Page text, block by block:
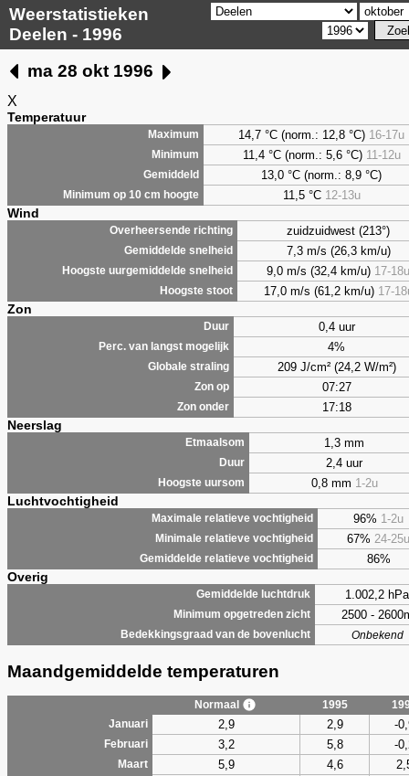
Weerstatistieken
Deelen - 1996
ma 28 okt 1996
X
Temperatuur
Maximum 14,7 °C (norm.: 12,8 °C) 16-17u
Minimum 11,4 °C (norm.: 5,6 °C) 11-12u
Gemiddeld 13,0 °C (norm.: 8,9 °C)
Minimum op 10 cm hoogte 11,5 °C 12-13u
Wind
Overheersende richting zuidzuidwest (213°)
Gemiddelde snelheid 7,3 m/s (26,3 km/u)
Hoogste uurgemiddelde snelheid 9,0 m/s (32,4 km/u) 17-18u
Hoogste stoot 17,0 m/s (61,2 km/u) 17-
Zon
Duur 0,4 uur
Perc. van langst mogelijk 4%
Globale straling 209 J/cm² (24,2 W/m²)
Zon op 07:27
Zon onder 17:18
Neerslag
Etmaalsom 1,3 mm
Duur 2,4 uur
Hoogste uursom 0,8 mm 1-2u
Luchtvochtigheid
Maximale relatieve vochtigheid 96% 1-2u
Minimale relatieve vochtigheid 67% 24-25u
Gemiddelde relatieve vochtigheid 86%
Overig
Gemiddelde luchtdruk 1.002,2 hPa
Minimum opgetreden zicht 2500 -
Bedekkingsgraad van de bovenlucht Onbekend
Maandgemiddelde temperaturen
Normaal 1995
Januari
2,9 2,9 -
Februari 3,2 5,8 -
Maart 5,9 4,6